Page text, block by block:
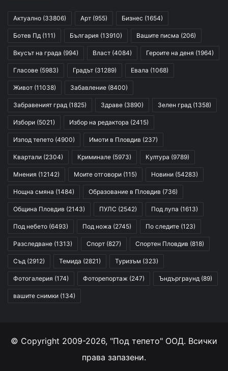
Актуално (33806) Арт (955) Бизнес (1654)
Ботев Пд (111) България (13910) Вашите писма (206)
Вкусът на града (994) Власт (4084) Героите на деня (1964)
Гласове (5983) Градът (31289) Евала (1068)
Живот (11038) Забавление (8400)
Забравеният град (1825) Здраве (3890) Зелен град (1358)
Избори (5021) Избор на редактора (2415)
Изпод тепето (4900) Имоти в Пловдив (237)
Квартали (2304) Криминале (5973) Култура (9789)
Мнения (12142) Моите отговори (115) Новини (54283)
Нощна смяна (1484) Образование в Пловдив (736)
Община Пловдив (2143) ПУЛС (2542) Под лупа (1613)
Под небето (6493) Под ножа (2745) По следите (123)
Разследване (1313) Спорт (827) Спортен Пловдив (818)
Съд (2912) Темида (2821) Туризъм (323)
Фотогалерия (174) Фоторепортаж (247) Ъндърграунд (89)
вашите снимки (134)
© Copyright 2009-2026, "Под тепето" ООД. Всички
права запазени.